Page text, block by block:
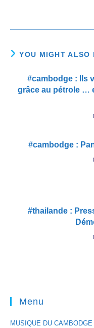
YOU MIGHT ALSO
#cambodge : Ils
grâce au pétrole …
#cambodge :
#thailande :
Menu
MUSIQUE DU CAMBODGE